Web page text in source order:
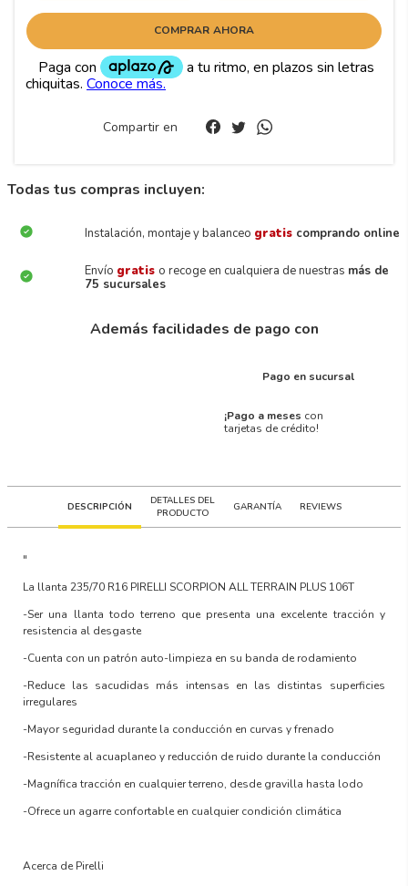
COMPRAR AHORA
Compartir en
Todas tus compras incluyen:
Instalación, montaje y balanceo gratis comprando online
Envío gratis o recoge en cualquiera de nuestras más de
75 sucursales
Además facilidades de pago con
Pago en sucursal
¡Pago a meses con
tarjetas de crédito!
DESCRIPCIÓN
DETALLES DEL
PRODUCTO
GARANTÍA REVIEWS
"
La llanta235/70 R16 PIRELLI SCORPION ALL TERRAIN PLUS 106T
-Ser una llanta todo terreno que presenta una excelente tracción y
resistencia al desgaste
-Cuenta con un patrón auto-limpieza en su banda de rodamiento
-Reduce las sacudidas más intensas en las distintas superficies
irregulares
-Mayor seguridad durante la conducción en curvas y frenado
-Resistente al acuaplaneo y reducción de ruido durante la conducción
-Magnífica tracción en cualquier terreno, desde gravilla hasta lodo
-Ofrece un agarre confortable en cualquier condición climática
Acerca de Pirelli